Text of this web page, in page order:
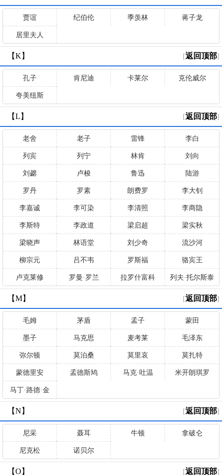
贾谊 纪伯伦 季羡林 蒋子龙
居里夫人
【K】 [返回顶部]
孔子 肯尼迪 卡莱尔 克伦威尔
夸美纽斯
【L】 [返回顶部]
老舍 老子 雷锋 李白
列宾 列宁 林肯 刘向
刘勰 卢梭 鲁迅 陆游
罗丹 罗素 朗费罗 李大钊
李嘉诚 李可染 李清照 李商隐
李斯特 李政道 梁启超 梁实秋
梁晓声 林语堂 刘少奇 流沙河
柳宗元 吕不韦 罗斯福 骆宾王
卢克莱修 罗曼·罗兰 拉罗什富科 列夫·托尔斯泰
【M】 [返回顶部]
毛姆 茅盾 孟子 蒙田
墨子 马克思 麦考莱 毛泽东
弥尔顿 莫泊桑 莫里哀 莫扎特
蒙德里安 孟德斯鸠 马克·吐温 米开朗琪罗
马丁·路德·金
【N】 [返回顶部]
尼采 聂耳 牛顿 拿破仑
尼克松 诺贝尔
【O】 [返回顶部]